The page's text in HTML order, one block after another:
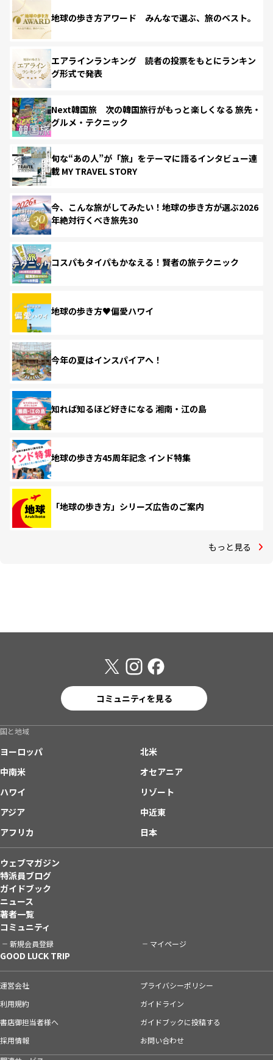
地球の歩き方アワード みんなで選ぶ、旅のベスト。
エアラインランキング 読者の投票をもとにランキン
グ形式で発表
Next韓国旅 次の韓国旅行がもっと楽しくなる 旅先・
グルメ・テクニック
旬な“あの人”が「旅」をテーマに語るインタビュー連
載 MY TRAVEL STORY
今、こんな旅がしてみたい！地球の歩き方が選ぶ2026
年絶対行くべき旅先30
コスパもタイパもかなえる！賢者の旅テクニック
地球の歩き方♥偏愛ハワイ
今年の夏はインスパイアへ！
知れば知るほど好きになる 湘南・江の島
地球の歩き方45周年記念 インド特集
「地球の歩き方」シリーズ広告のご案内
もっと見る
コミュニティを見る
国と地域
ヨーロッパ
北米
中南米
オセアニア
ハワイ
リゾート
アジア
中近東
アフリカ
日本
ウェブマガジン
特派員ブログ
ガイドブック
ニュース
著者一覧
コミュニティ
新規会員登録 マイページ
GOOD LUCK TRIP
運営会社
プライバシーポリシー
利用規約
ガイドライン
書店御担当者様へ
ガイドブックに投稿する
採用情報
お問い合わせ